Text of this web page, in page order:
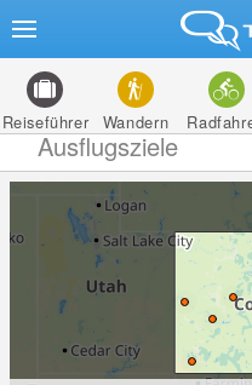
Reiseführer Wandern
Ausflugsziele